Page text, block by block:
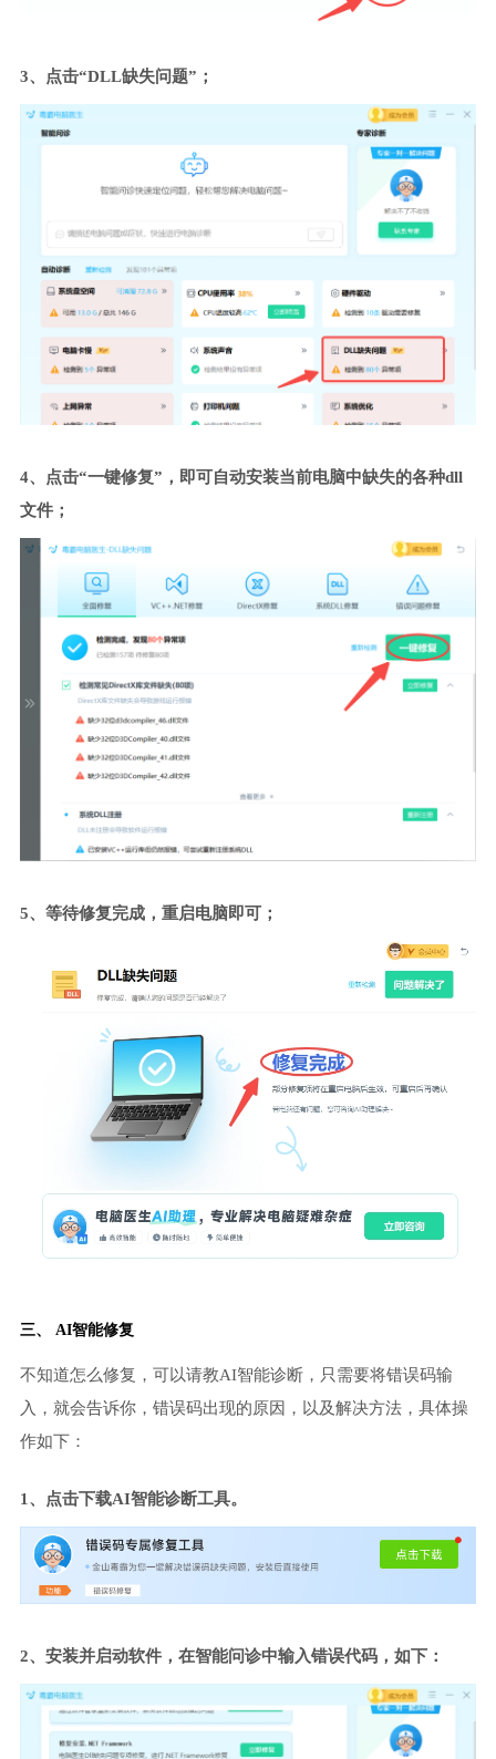
3、点击“DLL缺失问题”；
4、点击“一键修复”，即可自动安装当前电脑中缺失的各种dll
文件；
5、等待修复完成，重启电脑即可；
三、 AI智能修复
不知道怎么修复，可以请教AI智能诊断，只需要将错误码输
入，就会告诉你，错误码出现的原因，以及解决方法，具体操
作如下：
1、点击下载AI智能诊断工具。
2、安装并启动软件，在智能问诊中输入错误代码，如下：